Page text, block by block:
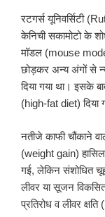
रटगर्स यूनिवर्सिटी
केनिची सकामोटो के
मॉडल (mouse
छोड़कर अन्य अंगों से
दिया गया था। इसके
(high-fat diet) दिया
नतीजे काफी चौंकाने
(weight gain) हासिल
गई, लेकिन संशोधित
लीवर या सूजन
प्रतिरोध व लीवर